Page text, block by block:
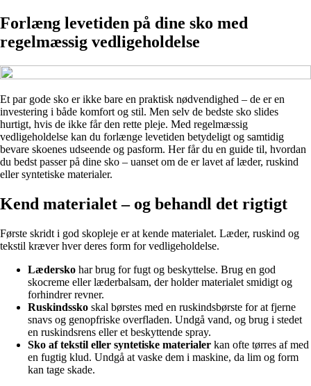
Forlæng levetiden på dine sko med
regelmæssig vedligeholdelse
Et par gode sko er ikke bare en praktisk nødvendighed – de er en
investering i både komfort og stil. Men selv de bedste sko slides
hurtigt, hvis de ikke får den rette pleje. Med regelmæssig
vedligeholdelse kan du forlænge levetiden betydeligt og samtidig
bevare skoenes udseende og pasform. Her får du en guide til, hvordan
du bedst passer på dine sko – uanset om de er lavet af læder, ruskind
eller syntetiske materialer.
Kend materialet – og behandl det rigtigt
Første skridt i god skopleje er at kende materialet. Læder, ruskind og
tekstil kræver hver deres form for vedligeholdelse.
Lædersko har brug for fugt og beskyttelse. Brug en god
skocreme eller læderbalsam, der holder materialet smidigt og
forhindrer revner.
Ruskindssko skal børstes med en ruskindsbørste for at fjerne
snavs og genopfriske overfladen. Undgå vand, og brug i stedet
en ruskindsrens eller et beskyttende spray.
Sko af tekstil eller syntetiske materialer kan ofte tørres af med
en fugtig klud. Undgå at vaske dem i maskine, da lim og form
kan tage skade.